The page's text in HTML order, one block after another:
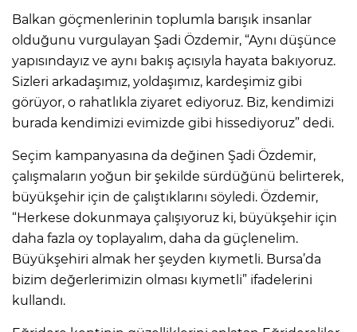
Balkan göçmenlerinin toplumla barışık insanlar
olduğunu vurgulayan Şadi Özdemir, “Aynı düşünce
yapısındayız ve aynı bakış açısıyla hayata bakıyoruz.
Sizleri arkadaşımız, yoldaşımız, kardeşimiz gibi
görüyor, o rahatlıkla ziyaret ediyoruz. Biz, kendimizi
burada kendimizi evimizde gibi hissediyoruz” dedi.
Seçim kampanyasına da değinen Şadi Özdemir,
çalışmaların yoğun bir şekilde sürdüğünü belirterek,
büyükşehir için de çalıştıklarını söyledi. Özdemir,
“Herkese dokunmaya çalışıyoruz ki, büyükşehir için
daha fazla oy toplayalım, daha da güçlenelim.
Büyükşehiri almak her şeyden kıymetli. Bursa’da
bizim değerlerimizin olması kıymetli” ifadelerini
kullandı.